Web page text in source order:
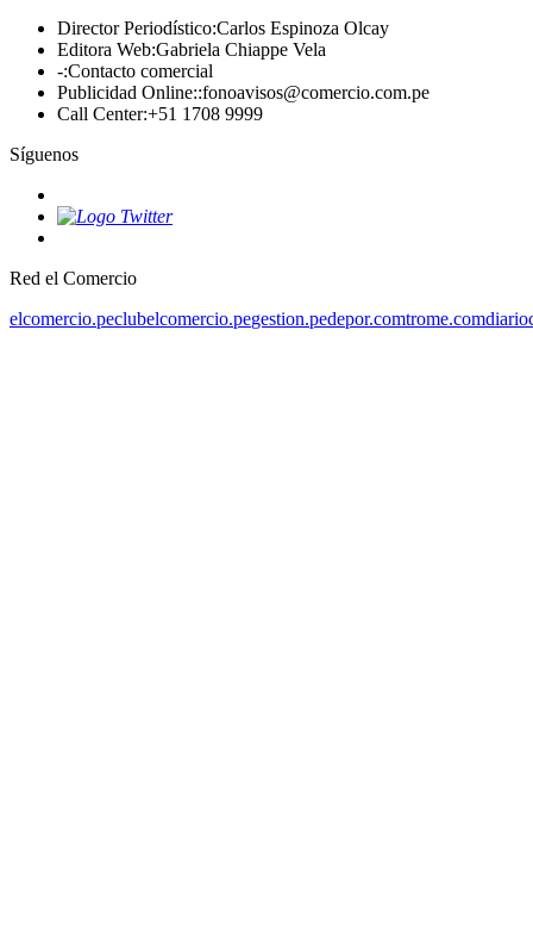
Director Periodístico:Carlos Espinoza Olcay
Editora Web:Gabriela Chiappe Vela
-:Contacto comercial
Publicidad Online::fonoavisos@comercio.com.pe
Call Center:+51 1708 9999
Síguenos
Red el Comercio
elcomercio.peclubelcomercio.pegestion.pedepor.comtrome.com